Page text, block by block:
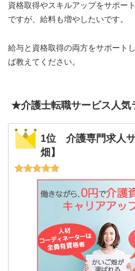
資格取得やスキルアップをサポー
ですが、給料も増やしたいです。
給与と資格取得の両方をサポート
ば教えてください。
★介護士転職サービス人気
1位 介護専門求人
畑】